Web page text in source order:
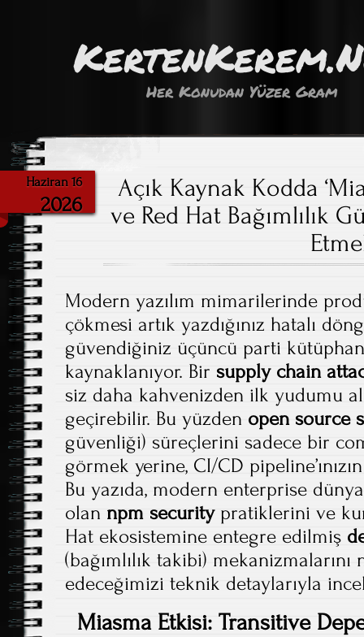
Her Konudan Yüzer Gram
Haziran 16
2026
Açık Kaynak Kodda
ve Red Hat Bağımlılık
Modern yazılım mimarilerinde
çökmesi artık yazdığınız hatalı
güvendiğiniz üçüncü parti
kaynaklanıyor. Bir supply chain
siz daha kahvenizden ilk yudumu
geçirebilir. Bu yüzden open source
güvenliği) süreçlerini sadece bir
görmek yerine, CI/CD
Bu yazıda, modern enterprise
olan npm securitypratiklerini ve
Hat ekosistemine entegre edilmiş
(bağımlılık takibi) mekanizmalarını
edeceğimizi teknik detaylarıyla
Miasma Etkisi: Transitive